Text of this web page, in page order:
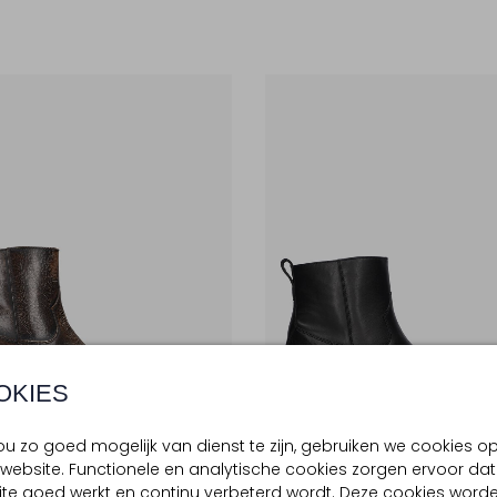
zo goed mogelijk van dienst te zijn, gebruiken we cookies op
Functionele en analytische cookies zorgen ervoor
goed werkt en continu verbeterd wordt. Deze cookies
Items
Laatste Item